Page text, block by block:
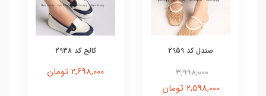
صندل کد 2959
3,998,000
2,598,000 تومان
کالج کد 2938
2,698,000 تومان